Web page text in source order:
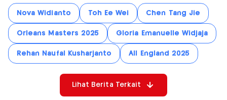
Nova Widianto Toh Ee Wei Chen Tang Jie
Orleans Masters 2025 Gloria Emanuelle Widjaja
Rehan Naufal Kusharjanto All England 2025
Lihat Berita Terkait